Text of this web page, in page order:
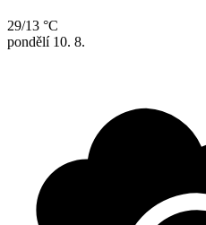
29/13 °C
pondělí 10. 8.